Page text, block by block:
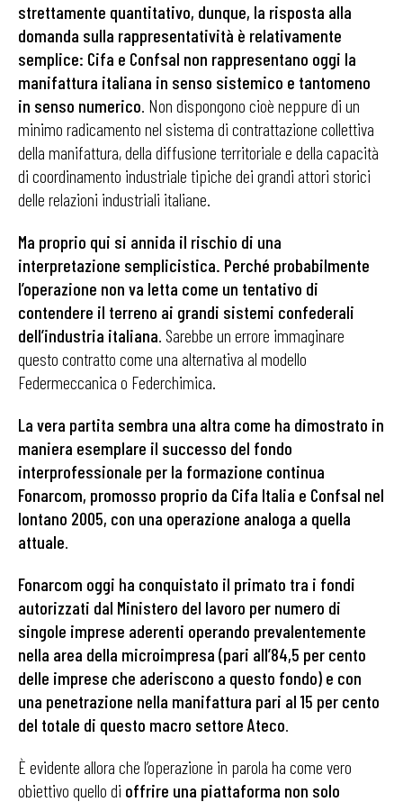
strettamente quantitativo, dunque, la risposta alla
domanda sulla rappresentatività è relativamente
semplice: Cifa e Confsal non rappresentano oggi la
manifattura italiana in senso sistemico e tantomeno
in senso numerico. Non dispongono cioè neppure di un
minimo radicamento nel sistema di contrattazione collettiva
della manifattura, della diffusione territoriale e della capacità
di coordinamento industriale tipiche dei grandi attori storici
delle relazioni industriali italiane.
Ma proprio qui si annida il rischio di una
interpretazione semplicistica. Perché probabilmente
l’operazione non va letta come un tentativo di
contendere il terreno ai grandi sistemi confederali
dell’industria italiana. Sarebbe un errore immaginare
questo contratto come una alternativa al modello
Federmeccanica o Federchimica.
La vera partita sembra una altra come ha dimostrato in
maniera esemplare il successo del fondo
interprofessionale per la formazione continua
Fonarcom, promosso proprio da Cifa Italia e Confsal nel
lontano 2005, con una operazione analoga a quella
attuale.
Fonarcom oggi ha conquistato il primato tra i fondi
autorizzati dal Ministero del lavoro per numero di
singole imprese aderenti operando prevalentemente
nella area della microimpresa (pari all’84,5 per cento
delle imprese che aderiscono a questo fondo) e con
una penetrazione nella manifattura pari al 15 per cento
del totale di questo macro settore Ateco.
È evidente allora che l’operazione in parola ha come vero
obiettivo quello di offrire una piattaforma non solo